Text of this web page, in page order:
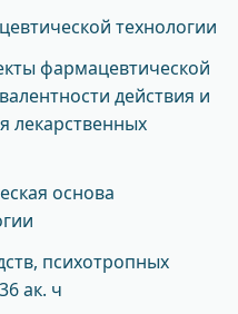
технологии
фармацевтической
действия и
лекарственных
основа
психотропных
ак. ч